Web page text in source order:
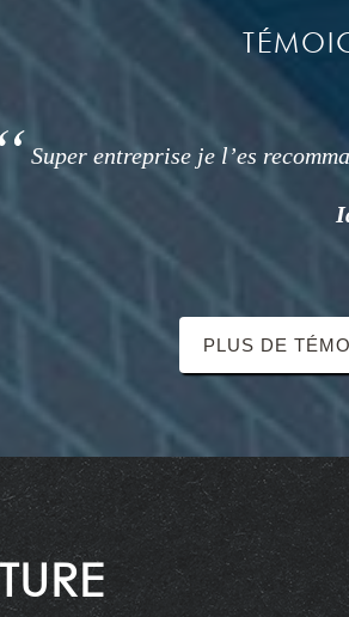
Super entreprise travaux bien
correct sans sur prise de très
recommande
PLUS DE